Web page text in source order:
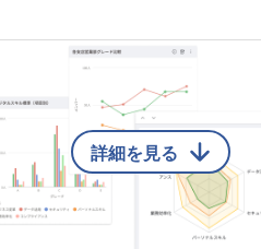
詳細を見る